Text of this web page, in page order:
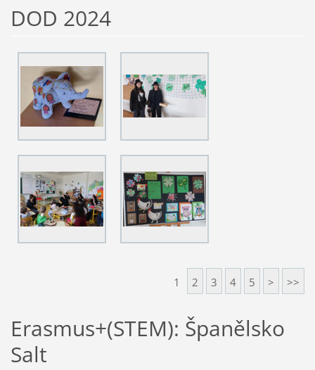
DOD 2024
1 2 3 4 5 > >>
Erasmus+(STEM): Španělsko
Salt